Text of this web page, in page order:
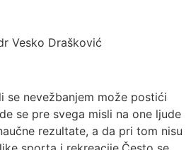
Vesko Drašković
se nevežbanjem može postići
se pre svega misli na one ljude
rezultate, a da pri tom nisu